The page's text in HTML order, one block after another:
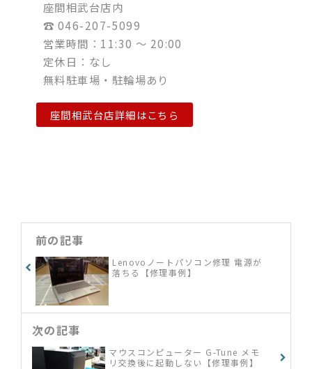
座間相武台店内
☎︎ 046-207-5099
営業時間：11:30 ～ 20:00
定休日：なし
無料駐車場・駐輪場あり
座間相武台店詳細はこちら
前の記事
Lenovoノートパソコン修理 電源が
落ちる【修理事例】
次の記事
マウスコンピューター G-Tune メモ
リ交換後に起動しない【修理事例】